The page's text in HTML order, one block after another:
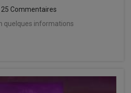
Commentaires
quelques informations